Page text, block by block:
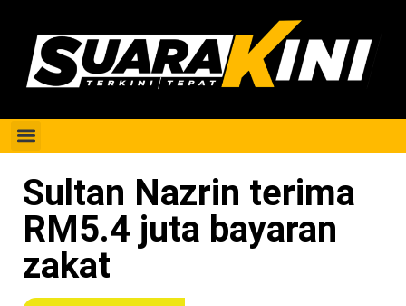
Sultan Nazrin terima
RM5.4 juta bayaran
zakat